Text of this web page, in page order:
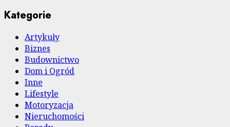
Kategorie
Artykuły
Biznes
Budownictwo
Dom i Ogród
Inne
Lifestyle
Motoryzacja
Nieruchomości